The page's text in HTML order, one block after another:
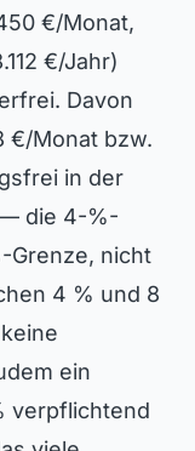
€/Monat,
€/Jahr)
Davon
€/Monat bzw.
in der
— die 4-%-
Grenze, nicht
4 % und 8
ein
verpflichtend